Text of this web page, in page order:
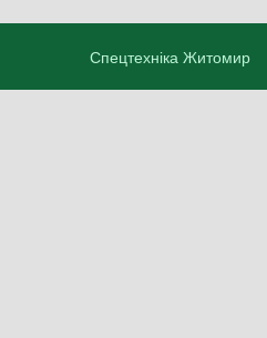
Спецтехніка Житомир